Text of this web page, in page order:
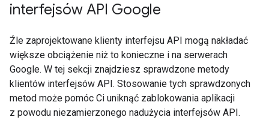
interfejsów API Google
Źle zaprojektowane klienty interfejsu API mogą nakładać
większe obciążenie niż to konieczne i na serwerach
Google. W tej sekcji znajdziesz sprawdzone metody
klientów interfejsów API. Stosowanie tych sprawdzonych
metod może pomóc Ci uniknąć zablokowania aplikacji
z powodu niezamierzonego nadużycia interfejsów API.